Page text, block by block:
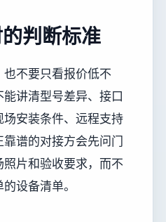
判断标准
不要只看报价低不
讲清型号差异、接口
安装条件、远程支持
谱的对接方会先问门
片和验收要求，而不
设备清单。